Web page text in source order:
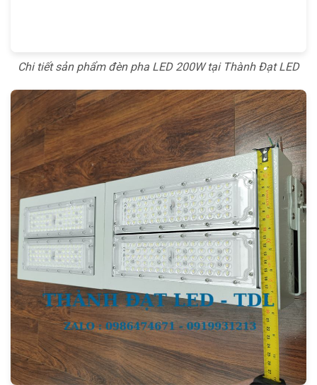
Chi tiết sản phẩm đèn pha LED 200W tại Thành Đạt LED